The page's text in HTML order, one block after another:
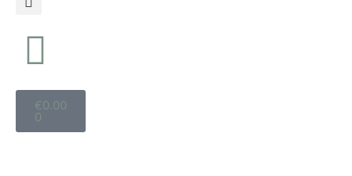
€0.00
0